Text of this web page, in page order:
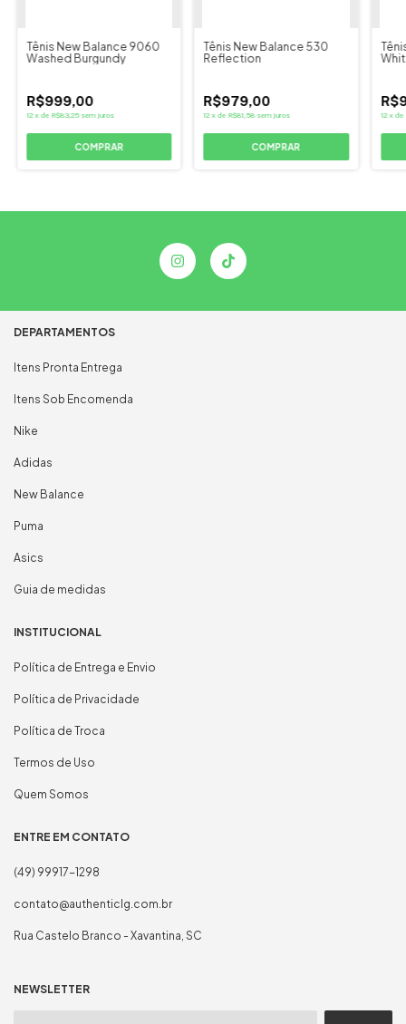
Tênis New Balance 9060
Washed Burgundy
R$999,00
12 x de R$83,25 sem juros
COMPRAR
Tênis New Balance 530
Reflection
R$979,00
12 xde R$81,58 sem juros
COMPRAR
12 xde
DEPARTAMENTOS
Itens Pronta Entrega
Itens Sob Encomenda
Nike
Adidas
New Balance
Puma
Asics
Guia de medidas
INSTITUCIONAL
Política de Entrega e Envio
Política de Privacidade
Política de Troca
Termos de Uso
Quem Somos
ENTRE EM CONTATO
(49) 99917-1298
contato@authenticlg.com.br
Rua Castelo Branco - Xavantina, SC
NEWSLETTER